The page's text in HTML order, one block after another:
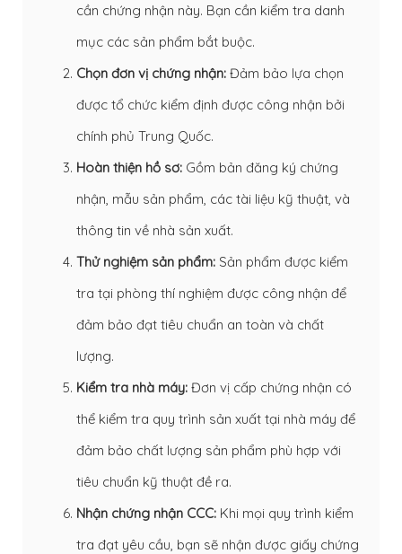
cần chứng nhận này. Bạn cần kiểm tra danh
mục các sản phẩm bắt buộc.
Chọn đơn vị chứng nhận: Đảm bảo lựa chọn
được tổ chức kiểm định được công nhận bởi
chính phủ Trung Quốc.
Hoàn thiện hồ sơ: Gồm bản đăng ký chứng
nhận, mẫu sản phẩm, các tài liệu kỹ thuật, và
thông tin về nhà sản xuất.
Thử nghiệm sản phẩm: Sản phẩm được kiểm
tra tại phòng thí nghiệm được công nhận để
đảm bảo đạt tiêu chuẩn an toàn và chất
lượng.
Kiểm tra nhà máy: Đơn vị cấp chứng nhận có
thể kiểm tra quy trình sản xuất tại nhà máy để
đảm bảo chất lượng sản phẩm phù hợp với
tiêu chuẩn kỹ thuật đề ra.
Nhận chứng nhận CCC: Khi mọi quy trình kiểm
tra đạt yêu cầu, bạn sẽ nhận được giấy chứng